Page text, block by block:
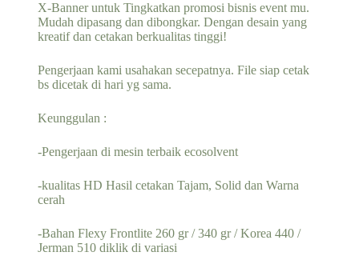
X-Banner untuk Tingkatkan promosi bisnis event mu.
Mudah dipasang dan dibongkar. Dengan desain yang
kreatif dan cetakan berkualitas tinggi!
Pengerjaan kami usahakan secepatnya. File siap cetak
bs dicetak di hari yg sama.
Keunggulan :
-Pengerjaan di mesin terbaik ecosolvent
-kualitas HD Hasil cetakan Tajam, Solid dan Warna
cerah
-Bahan Flexy Frontlite 260 gr / 340 gr / Korea 440 /
Jerman 510 diklik di variasi